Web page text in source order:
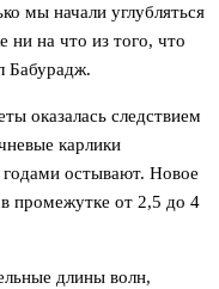
мы начали углубляться
ни на что из того, что
Бабурадж.
оказалась следствием
карлики
остывают. Новое
промежутке от 2,5 до 4
длины волн,